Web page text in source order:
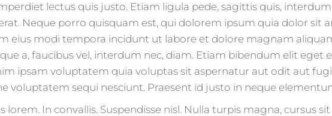
lectus quis justo. Etiam ligula pede, sagittis quis,
Neque porro quisquam est, qui dolorem ipsum quia dolor sit
eius modi tempora incidunt ut labore et dolore magnam
a, faucibus vel, interdum nec, diam. Etiam bibendum elit eget
ipsam voluptatem quia voluptas sit aspernatur aut odit aut
voluptatem sequi nesciunt. Praesent id justo in neque
lorem. In convallis. Suspendisse nisl. Nulla turpis magna, cursus